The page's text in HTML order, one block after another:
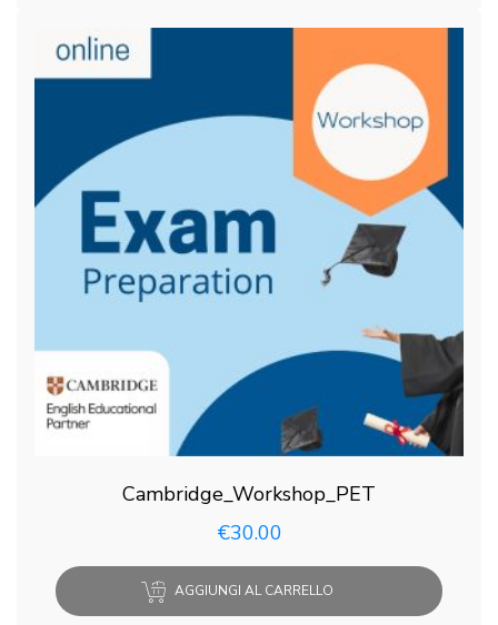
Cambridge_Workshop_PET
€30.00
AGGIUNGI AL CARRELLO